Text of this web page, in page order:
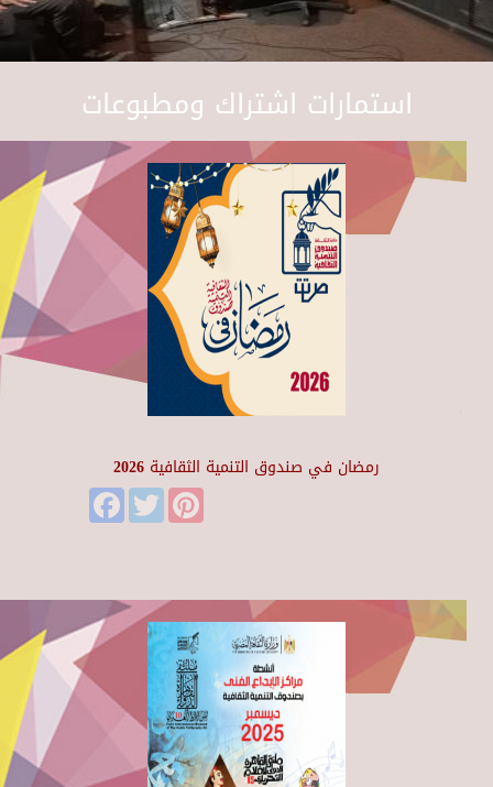
استمارات اشتراك ومطبوعات
رمضان في صندوق التنمية الثقافية 2026
FacebookTwitter